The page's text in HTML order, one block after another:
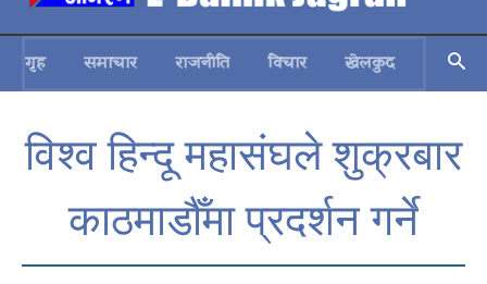
गृह समाचार राजनीति विचार खेलकुद स्वास्थ्य
विश्व हिन्दू महासंघले शुक्रबार
काठमाडौँमा प्रदर्शन गर्ने